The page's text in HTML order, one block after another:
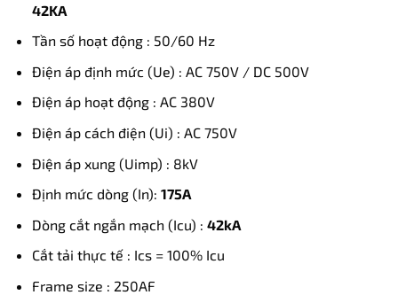
42KA
Tần số hoạt động : 50/60 Hz
Điện áp định mức (Ue) : AC 750V / DC 500V
Điện áp hoạt động : AC 380V
Điện áp cách điện (Ui) : AC 750V
Điện áp xung (Uimp) : 8kV
Định mức dòng (In): 175A
Dòng cắt ngắn mạch (Icu) : 42kA
Cắt tải thực tế : Ics = 100% Icu
Frame size : 250AF